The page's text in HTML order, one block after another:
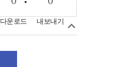
다운로드 내보내기